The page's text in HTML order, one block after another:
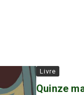
Livre
Quinze